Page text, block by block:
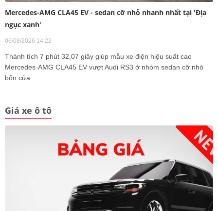
Mercedes-AMG CLA45 EV - sedan cỡ nhỏ nhanh nhất tại 'Địa
ngục xanh'
06/08/2026 14:22
Thành tích 7 phút 32,07 giây giúp mẫu xe điện hiệu suất cao
Mercedes-AMG CLA45 EV vượt Audi RS3 ở nhóm sedan cỡ nhỏ
bốn cửa.
Giá xe ô tô